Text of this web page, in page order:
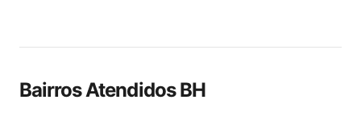
Bairros Atendidos BH